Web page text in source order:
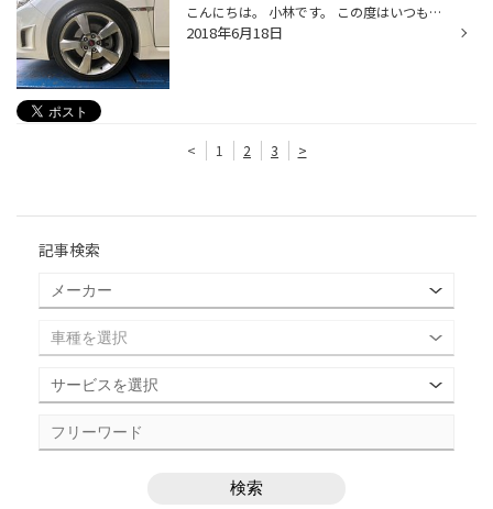
こんにちは。 小林です。 この度はいつもご利用いただいているお客様の 【インプレッサ】 にクスコのストリートＺＥＲＯＡを取り付けさせて頂きました！ ↑のノーマル車高から・・ いい感じまで下がりました（もちろん法律の範囲内で♪）！！ 是非、走ったあとの感想をお聞かせくださいませ～ありがと...
2018年6月18日
< 1 2 3 >
記事検索